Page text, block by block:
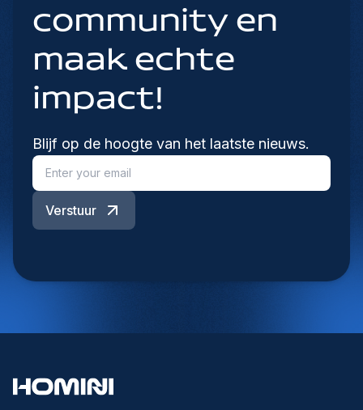
community en
maak echte
impact!
Blijf op de hoogte van het laatste nieuws.
Verstuur